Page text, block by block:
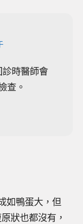
時醫師會
查。
如鴨蛋大，但
狀也都沒有，